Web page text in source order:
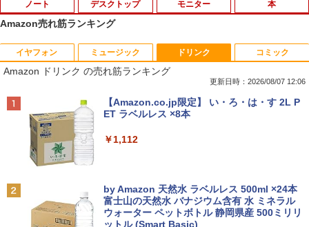
ノート
1
【タッチパネル機能付き】中古 ノートパ
ソコン 2in1 Panasonic Let's note CF-X
Z6 レッツノート 中古パソコン Windows
10 Windows11 Office2019 中古ノートp
c 第7世代Core i5 WiFi メモリ8GB M.2 s
sd 256GB Bluetooth Webカメラ 中古モ
中古パソコン 東芝TOSHIBA ノートパソ
コン B55 15.6型 Win 11 Office 2019搭
デスクトップ
1
【高速SSD】送料無料【富士通 ESPRIM
O Q556/M 第6世代 Core i3-6100T 3.20
GHz/メモリ:16GB /SSD 256GB & Wind
ows 10 デスクトップ 中古良い WPS Offi
ce付き コンパクト PC 極小型デスクトッ
プPC &おまけ付き（中古USB式キーボー
超得2,000円OFF&P2倍｜Windows11正
式対応｜楽天1位｜最大180日保証｜CPU
モニター
1
HP Z23i プロフェッショナル液晶モニタ
ー 23インチワイド ブラック 1920×1080
（フルHD） ノングレア 非光沢 IPSパネ
ル 白色LED バックライト USB2.0 DVI V
GA ディスプレイポート【中古】
2
【500円クーポン＋ポイント最大31.5%還
元！】モバイルモニター 15.6 インチ FH
D 1920×1080 1080P Fast IPS パネル 非
光沢 1000:1 高コントラスト 超軽量 600
本
1
ふしぎの国のバード 14巻 （ハルタコミ
ックス） [ 佐々 大河 ]
￥1,034
￥1,760
Amazon売れ筋ランキング
イヤフォン
Anker Soundcore P40i オフホワイト
Anker Soundcore P31i ブラック
￥5,990
ミュージック
BRUCE WAYNE feat. Flo Milli, ATL Jacob
[Explicit]
￥250
BRUCE WAYNE feat. Flo Milli, ATL Jacob
[Explicit]
ドリンク
Amazon ドリンク の売れ筋ランキング
更新日時：2026/08/07 12:06
【Amazon.co.jp限定】 い・ろ・は・す 2L P
ET ラベルレス ×8本
￥1,112
by Amazon 天然水 ラベルレス 500ml ×24本
富士山の天然水 バナジウム含有 水 ミネラル
ウォーター ペットボトル 静岡県産 500ミリリ
ットル (Smart Basic)
コミック